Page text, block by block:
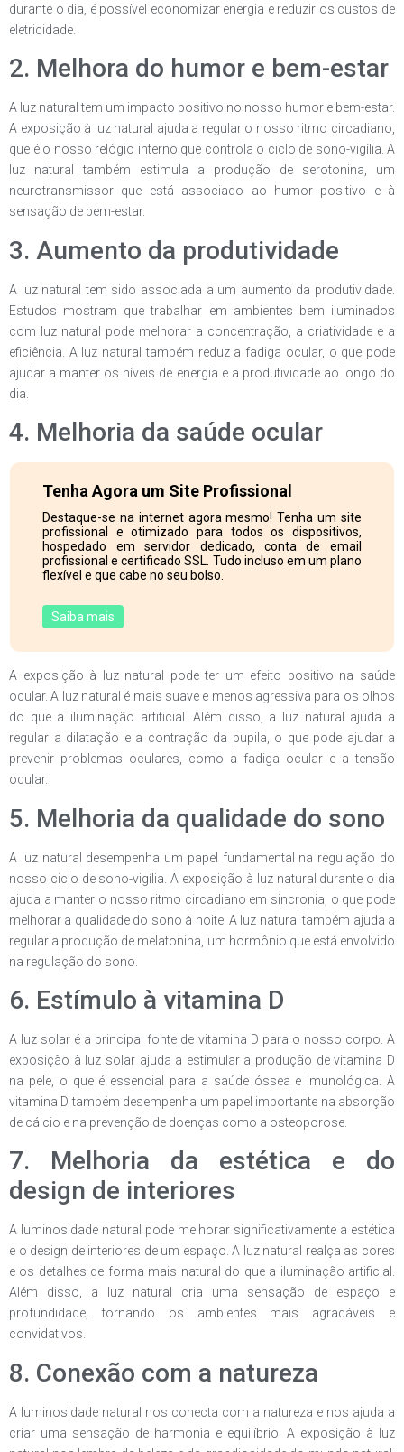
durante o dia, é possível economizar energia e reduzir os custos de
eletricidade.
2. Melhora do humor e bem-estar
A luz natural tem um impacto positivo no nosso humor e bem-estar.
A exposição à luz natural ajuda a regular o nosso ritmo circadiano,
que é o nosso relógio interno que controla o ciclo de sono-vigília. A
luz natural também estimula a produção de serotonina, um
neurotransmissor que está associado ao humor positivo e à
sensação de bem-estar.
3. Aumento da produtividade
A luz natural tem sido associada a um aumento da produtividade.
Estudos mostram que trabalhar em ambientes bem iluminados
com luz natural pode melhorar a concentração, a criatividade e a
eficiência. A luz natural também reduz a fadiga ocular, o que pode
ajudar a manter os níveis de energia e a produtividade ao longo do
dia.
4. Melhoria da saúde ocular
Tenha Agora um Site Profissional
Destaque-se na internet agora mesmo! Tenha um site
profissional e otimizado para todos os dispositivos,
hospedado em servidor dedicado, conta de email
profissional e certificado SSL. Tudo incluso em um plano
flexível e que cabe no seu bolso.
Saiba mais
A exposição à luz natural pode ter um efeito positivo na saúde
ocular. A luz natural é mais suave e menos agressiva para os olhos
do que a iluminação artificial. Além disso, a luz natural ajuda a
regular a dilatação e a contração da pupila, o que pode ajudar a
prevenir problemas oculares, como a fadiga ocular e a tensão
ocular.
5. Melhoria da qualidade do sono
A luz natural desempenha um papel fundamental na regulação do
nosso ciclo de sono-vigília. A exposição à luz natural durante o dia
ajuda a manter o nosso ritmo circadiano em sincronia, o que pode
melhorar a qualidade do sono à noite. A luz natural também ajuda a
regular a produção de melatonina, um hormônio que está envolvido
na regulação do sono.
6. Estímulo à vitamina D
A luz solar é a principal fonte de vitamina D para o nosso corpo. A
exposição à luz solar ajuda a estimular a produção de vitamina D
na pele, o que é essencial para a saúde óssea e imunológica. A
vitamina D também desempenha um papel importante na absorção
de cálcio e na prevenção de doenças como a osteoporose.
7. Melhoria da estética e do
design de interiores
A luminosidade natural pode melhorar significativamente a estética
e o design de interiores de um espaço. A luz natural realça as cores
e os detalhes de forma mais natural do que a iluminação artificial.
Além disso, a luz natural cria uma sensação de espaço e
profundidade, tornando os ambientes mais agradáveis e
convidativos.
8. Conexão com a natureza
A luminosidade natural nos conecta com a natureza e nos ajuda a
criar uma sensação de harmonia e equilíbrio. A exposição à luz